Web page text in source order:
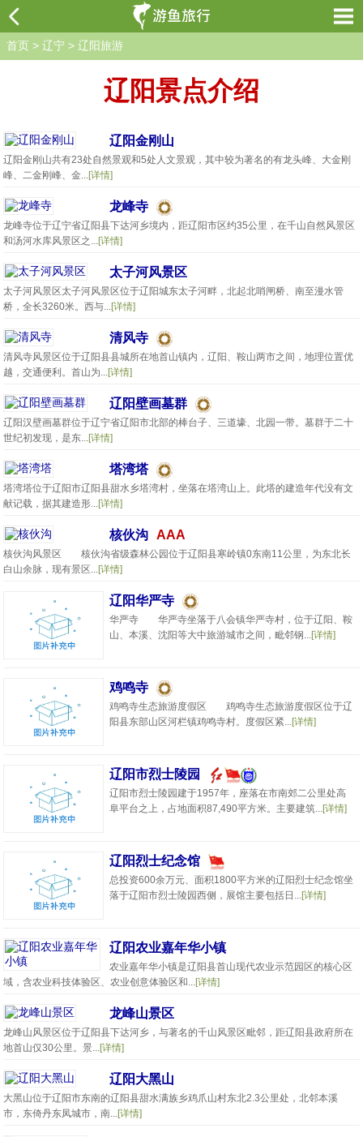
首页 > 辽宁 > 辽阳旅游
辽阳景点介绍
辽阳金刚山
辽阳金刚山共有23处自然景观和5处人文景观，其中较为著名的有龙头峰、大金刚
峰、二金刚峰、金...[详情]
龙峰寺
龙峰寺位于辽宁省辽阳县下达河乡境内，距辽阳市区约35公里，在千山自然风景区
和汤河水库风景区之...[详情]
太子河风景区
太子河风景区太子河风景区位于辽阳城东太子河畔，北起北哨闸桥、南至漫水管
桥，全长3260米。西与...[详情]
清风寺
清风寺风景区位于辽阳县县城所在地首山镇内，辽阳、鞍山两市之间，地理位置优
越，交通便利。首山为...[详情]
辽阳壁画墓群
辽阳汉壁画墓群位于辽宁省辽阳市北部的棒台子、三道壕、北园一带。墓群于二十
世纪初发现，是东...[详情]
塔湾塔
塔湾塔位于辽阳市辽阳县甜水乡塔湾村，坐落在塔湾山上。此塔的建造年代没有文
献记载，据其建造形...[详情]
核伙沟 AAA
核伙沟风景区 核伙沟省级森林公园位于辽阳县寒岭镇0东南11公里，为东北长
白山余脉，现有景区...[详情]
辽阳华严寺
华严寺 华严寺坐落于八会镇华严寺村，位于辽阳、鞍
山、本溪、沈阳等大中旅游城市之间，毗邻钢...[详情]
鸡鸣寺
鸡鸣寺生态旅游度假区 鸡鸣寺生态旅游度假区位于辽
阳县东部山区河栏镇鸡鸣寺村。度假区紧...[详情]
辽阳市烈士陵园
辽阳市烈士陵园建于1957年，座落在市南郊二公里处高
阜平台之上，占地面积87,490平方米。主要建筑...[详情]
辽阳烈士纪念馆
总投资600余万元、面积1800平方米的辽阳烈士纪念馆坐
落于辽阳市烈士陵园西侧，展馆主要包括日...[详情]
辽阳农业嘉年华小镇
农业嘉年华小镇是辽阳县首山现代农业示范园区的核心区
域，含农业科技体验区、农业创意体验区和...[详情]
龙峰山景区
龙峰山风景区位于辽阳县下达河乡，与著名的千山风景区毗邻，距辽阳县政府所在
地首山仅30公里。景...[详情]
辽阳大黑山
大黑山位于辽阳市东南的辽阳县甜水满族乡鸡爪山村东北2.3公里处，北邻本溪
市，东倚丹东凤城市，南...[详情]